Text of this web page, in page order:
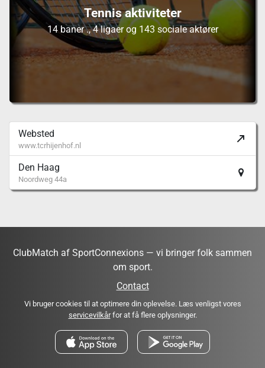
Tennis aktiviteter
14 baner ., 4 ligaer og 143 sociale aktører
Websted
www.tcrhijenhof.nl
Den Haag
Noordweg 44a
ClubMatch af SportConnexions — vi bringer folk sammen
om sport.
Contact
Vi bruger cookies til at optimere din oplevelse. Læs venligst vores
servicevilkårfor at få flere oplysninger.